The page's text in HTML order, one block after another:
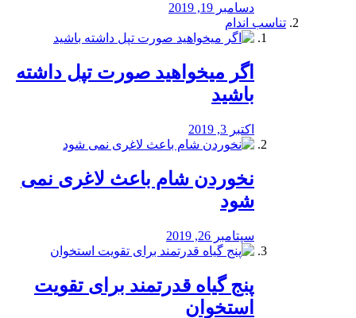
دسامبر 19, 2019
تناسب اندام
اگر میخواهید صورت تپل داشته
باشید
اکتبر 3, 2019
نخوردن شام باعث لاغری نمی
‌شود
سپتامبر 26, 2019
پنج گیاه قدرتمند برای تقویت
استخوان